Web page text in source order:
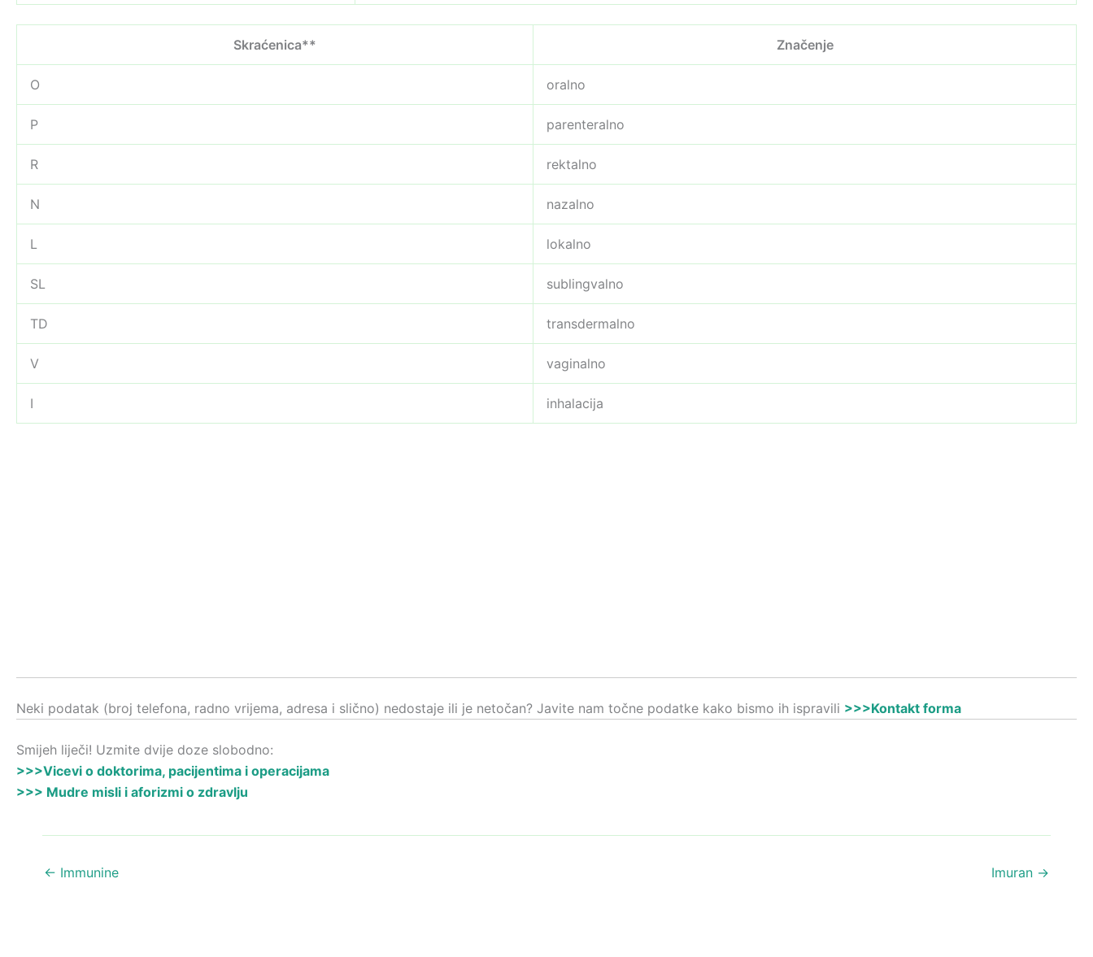
Skraćenica** Značenje
O oralno
P parenteralno
R rektalno
N nazalno
L lokalno
SL sublingvalno
TD transdermalno
V vaginalno
I inhalacija
Neki podatak (broj telefona, radno vrijema, adresa i slično) nedostaje ili je netočan? Javite nam točne podatke kako bismo ih ispravili >>>Kontakt forma
Smijeh liječi! Uzmite dvije doze slobodno:
>>>Vicevi o doktorima, pacijentima i operacijama
>>> Mudre misli i aforizmi o zdravlju
← Immunine Imuran →